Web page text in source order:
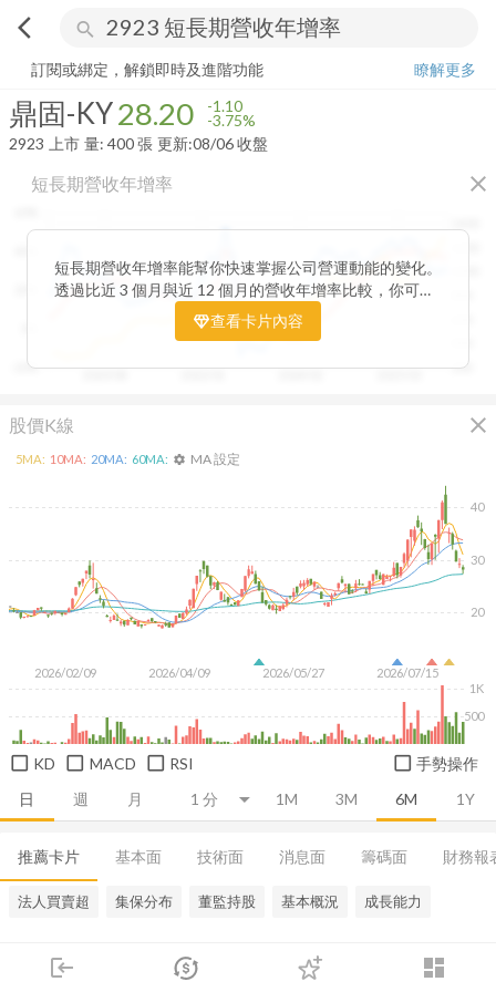
arrow_back_ios search
login dashboard
市場 登入
鼎固-KY 28.20-3.75%
訂閱或綁定，解鎖即時及進階功能
瞭解更多
鼎固-KY28.20 -1.10
-3.75%
2923
上市 量: 400張 更新:08/06 收盤
短長期營收年增率 close
200
-20%
短長期營收年增率能幫你快速掌握公司營運動能的變化。
透過比近 3 個月與近 12 個月的營收年增率比較，你可以
一眼看出短期成長是否延續長期趨勢。當短期營收增速開
始超越長期平均，往往代表公司業績正加速向上；反之，
查看卡片內容
股價K線 close
日 週 月 1M 3M 6M 1Y
2026/02/09 2026/04/09 2026/05/27 2026/07/15
20
30
40
500
1K
5MA: 10MA: 20MA: 60MA: settings MA 設定
KD MACD RSI 手勢操作
推薦卡片 基本面 技術面 消息面 籌碼面 財務報
法人買賣超 集保分布 董監持股 基本概況 成長能力